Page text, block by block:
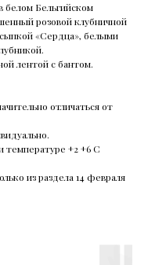
белом Бельгийском
розовой клубничной
«Сердца», белыми
лентой с бантом.
отличаться от
температуре +2 +6 С
из раздела 14 февраля